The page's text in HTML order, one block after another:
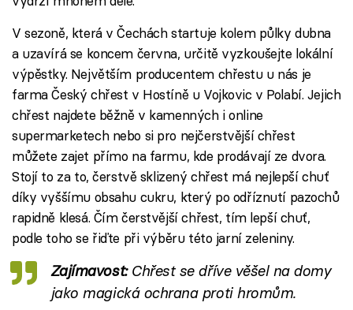
V sezoně, která v Čechách startuje kolem půlky dubna
a uzavírá se koncem června, určitě vyzkoušejte lokální
výpěstky. Největším producentem chřestu u nás je
farma Český chřest v Hostíně u Vojkovic v Polabí. Jejich
chřest najdete běžně v kamenných i online
supermarketech nebo si pro nejčerstvější chřest
můžete zajet přímo na farmu, kde prodávají ze dvora.
Stojí to za to, čerstvě sklizený chřest má nejlepší chuť
díky vyššímu obsahu cukru, který po odříznutí pazochů
rapidně klesá. Čím čerstvější chřest, tím lepší chuť,
podle toho se řiďte při výběru této jarní zeleniny.
Zajímavost:Chřest se dříve věšel na domy
jako magická ochrana proti hromům.